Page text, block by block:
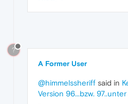
?
A Former User
@himmelssheriff said in
Version 96...bzw.